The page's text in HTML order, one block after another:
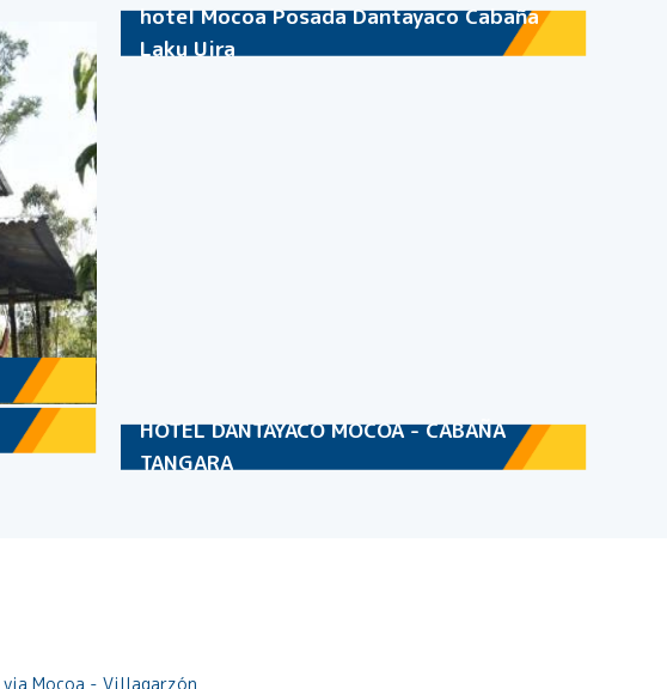
hotel Mocoa Posada Dantayaco Cabaña
Laku Uira
HOTEL DANTAYACO MOCOA - CABAÑA
TANGARA
via Mocoa - Villagarzón